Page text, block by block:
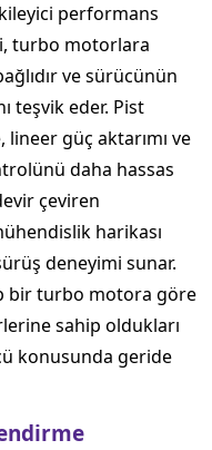
performans
turbo motorlara
ve sürücünün
teşvik eder. Pist
güç aktarımı ve
daha hassas
çeviren
harikası
deneyimi sunar.
bir turbo motora göre
sahip oldukları
konusunda geride